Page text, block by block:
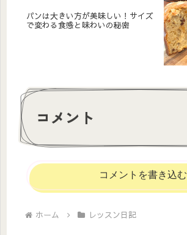
パンは大きい方が美味しい！サイズ
で変わる食感と味わいの秘密
コメント
コメントを書き込む
ホーム レッスン日記